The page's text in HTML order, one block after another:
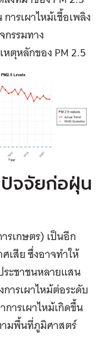
ารเผาไหม้เชื้อเพลิง
รรมทาง
ตุหลักของ PM 2.5
ปัจจัยก่อฝุ่น
รเกษตร) เป็นอีก
สีย ซึ่งอาจทำให้
ระชาชนหลายแสน
ารเผาไหม้ต่อระดับ
การเผาไหม้เกิดขึ้น
มพื้นที่ภูมิศาสตร์